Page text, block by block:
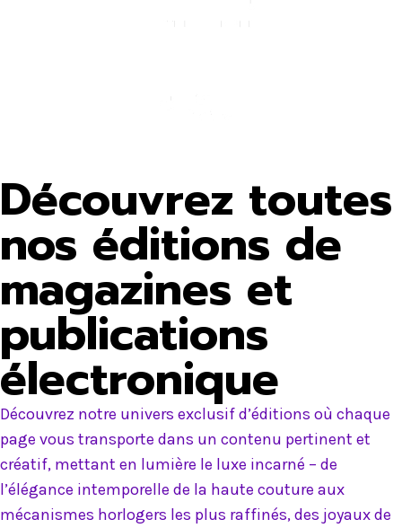
Découvrez toutes
nos éditions de
magazines et
publications
électronique
Découvrez notre univers exclusif d’éditions où chaque
page vous transporte dans un contenu pertinent et
créatif, mettant en lumière le luxe incarné – de
l’élégance intemporelle de la haute couture aux
mécanismes horlogers les plus raffinés, des joyaux de